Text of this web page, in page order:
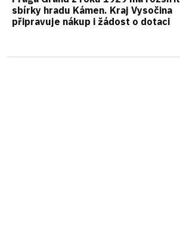
sbírky hradu Kámen. Kraj Vysočina
připravuje nákup i žádost o dotaci